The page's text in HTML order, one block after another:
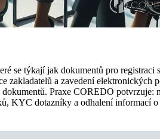
se týkají jak dokumentů pro registraci
a zavedení elektronických
Praxe COREDO potvrzuje:
KYC dotazníky a odhalení informací